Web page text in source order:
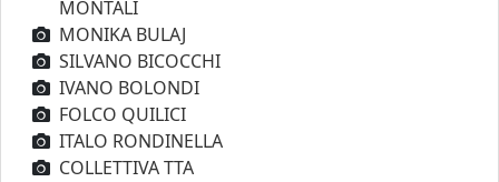
MONTALI
MONIKA BULAJ
SILVANO BICOCCHI
IVANO BOLONDI
FOLCO QUILICI
ITALO RONDINELLA
COLLETTIVA TTA